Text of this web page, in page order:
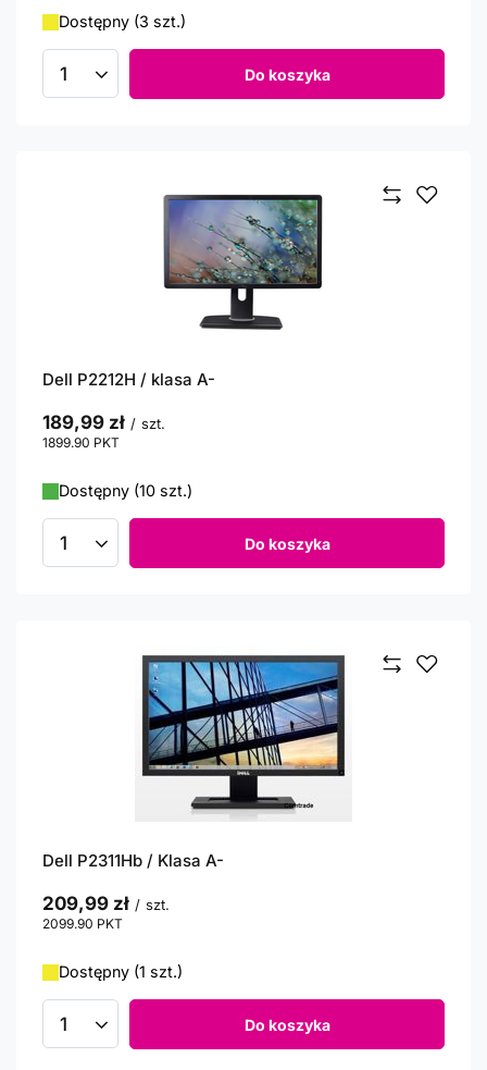
Dostępny (3 szt.)
Ilość produktów Do koszyka
Dell P2212H / klasa A-
189,99 zł / szt.
1899.90 PKT
Dostępny (10 szt.)
Ilość produktów Do koszyka
Dell P2311Hb / Klasa A-
209,99 zł / szt.
2099.90 PKT
Dostępny (1 szt.)
Ilość produktów Do koszyka